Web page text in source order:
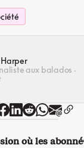
Harper
aux balados ·
où les